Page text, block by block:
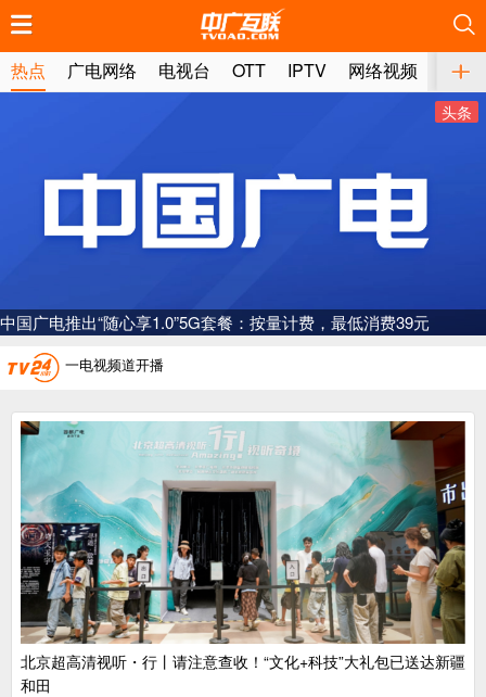
热点 广电网络 电视台 OTT IPTV 网络视频 媒体
头条
中国广电推出“随心享1.0”5G套餐：按量计费，最低消费39元
广电总局对互联网电视自动续费专项治理
中国广电：编制一体化电视技术标准白皮书
一电视频道开播
“纵深推进”系统性变革，广电媒体如何发力？
“一省一网”，中国广电为何走了二十年？
广电总局对互联网电视自动续费专项治理
中国广电：编制一体化电视技术标准白皮书
推荐
北京超高清视听・行丨请注意查收！“文化+科技”大礼包已送达新疆
和田
推荐
推荐
推荐
推荐
推荐
推荐
推荐
推荐
推荐
推荐
推荐
推荐
推荐
推荐
推荐
推荐
推荐
推荐
推荐